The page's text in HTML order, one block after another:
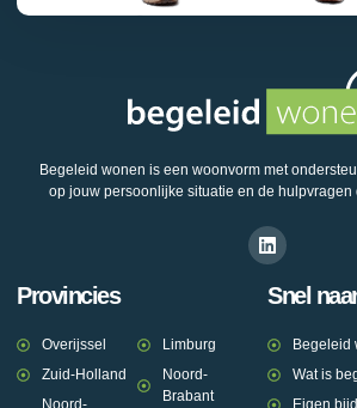
Begeleid wonen is een woonvorm met
op jouw persoonlijke situatie en de
Provincies
Overijssel
Zuid-Holland
Limburg
Noord-
Brabant
Snel
Begeleid
Wat is